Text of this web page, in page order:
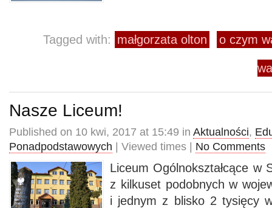
Tagged with: małgorzata olton o czym
Nasze Liceum!
Published on 10 kwi, 2017 at 15:49 in Aktualności,
Ponadpodstawowych | Viewed times | No Comments
Liceum Ogólnokształcące w
z kilkuset podobnych w
i jednym z blisko 2 tysięcy